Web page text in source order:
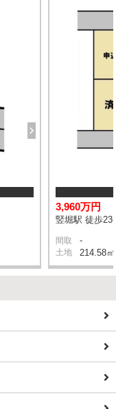
3,960万円
竪堀駅 徒歩23
間取 -
土地 214.58㎡